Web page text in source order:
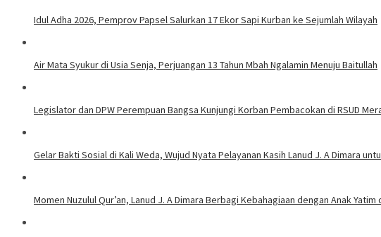
Idul Adha 2026, Pemprov Papsel Salurkan 17 Ekor Sapi Kurban ke Sejumlah Wilayah
Air Mata Syukur di Usia Senja, Perjuangan 13 Tahun Mbah Ngalamin Menuju Baitullah
Legislator dan DPW Perempuan Bangsa Kunjungi Korban Pembacokan di RSUD
Gelar Bakti Sosial di Kali Weda, Wujud Nyata Pelayanan Kasih Lanud J. A Dimara
Momen Nuzulul Qur’an, Lanud J. A Dimara Berbagi Kebahagiaan dengan Anak